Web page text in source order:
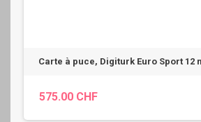
Carte à puce, Digiturk Euro Sport 12
575.00 CHF